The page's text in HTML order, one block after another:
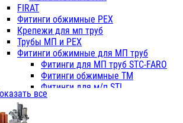
Фитинги ПП белые
Фитинги ПП белые
Фитинги ППс металл.белые
VALFEX
Трубы PE-RT
Трубы ПП водопровод белые
Трубы ПП водопровод серые
Трубы армированные
Трубы армированные
FIRAT
Фитинги обжимные PEX
Крепежи для мп труб
Трубы МП и PEX
Фитинги обжимные для МП труб
Фитинги для МП труб STC-FARO
Фитинги обжимные ТМ
Фитинги для м/п STI
Фитинги для МП труб TITAN
все